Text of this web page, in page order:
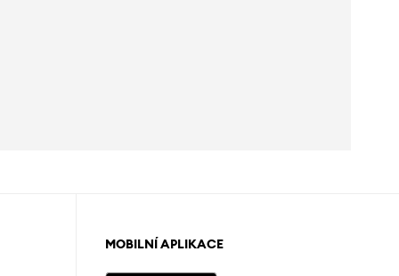
MOBILNÍ APLIKACE